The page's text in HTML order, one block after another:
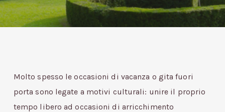
Molto spesso le occasioni di vacanza o gita fuori
porta sono legate a motivi culturali: unire il proprio
tempo libero ad occasioni di arricchimento